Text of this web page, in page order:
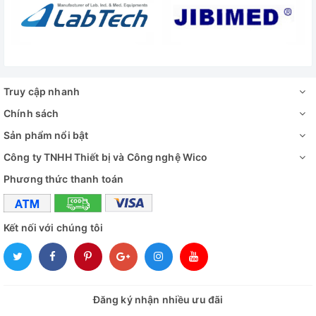
✅ Bộ phụ kiện tiêu chuẩn
Truy cập nhanh
Chính sách
Sản phẩm nổi bật
Công ty TNHH Thiết bị và Công nghệ Wico
Phương thức thanh toán
Kết nối với chúng tôi
Đăng ký nhận nhiều ưu đãi